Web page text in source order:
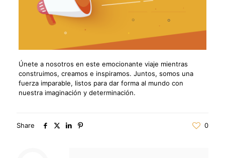
Únete a nosotros en este emocionante viaje mientras
construimos, creamos e inspiramos. Juntos, somos una
fuerza imparable, listos para dar forma al mundo con
nuestra imaginación y determinación.
Share 0